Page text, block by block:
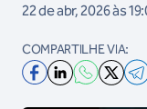
22 de abr, 2026 às
COMPARTILHE VIA: